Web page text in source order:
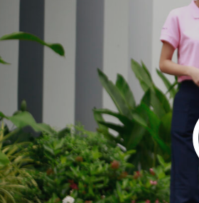
View all health
Emergencies
Diseases and
Symptoms
Tests and
About us
Discover our
Our history
Careers
News
Explore
Comprehensive
Primary care
Immunisation
Digestive care
Our
Comprehensive
Our polyclinics
Quality primary and
Our clinics
Diagnostics and